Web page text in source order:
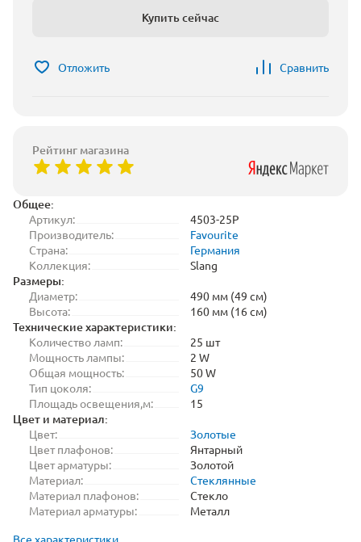
Общее:
Артикул:
4503-25P
Производитель:
Favourite
Страна:
Германия
Коллекция:
Slang
Размеры:
Диаметр:
490 мм (49 см)
Высота:
160 мм (16 см)
Технические характеристики:
Количество ламп:
25 шт
Мощность лампы:
2 W
Общая мощность:
50 W
Тип цоколя:
G9
Площадь освещения,м:
15
Цвет и материал:
Цвет:
Золотые
Цвет плафонов:
Янтарный
Цвет арматуры:
Золотой
Материал:
Стеклянные
Материал плафонов:
Стекло
Материал арматуры:
Металл
Все характеристики
Купить сейчас
Отложить Сравнить
Рейтинг магазина